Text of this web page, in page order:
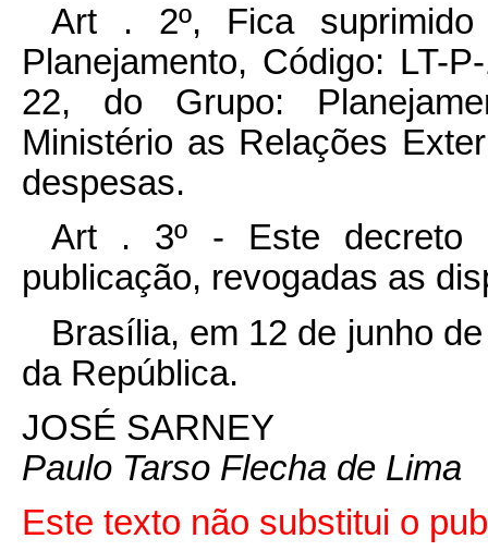
Art . 2º, Fica
Planejamento, Código: LT-
22, do Grupo:
Ministério as Relações
despesas.
Art . 3º - Este decreto
publicação, revogadas as
Brasília, em 12 de junho
da República.
JOSÉ SARNEY
Paulo Tarso Flecha de Lima
Este texto não substitui o